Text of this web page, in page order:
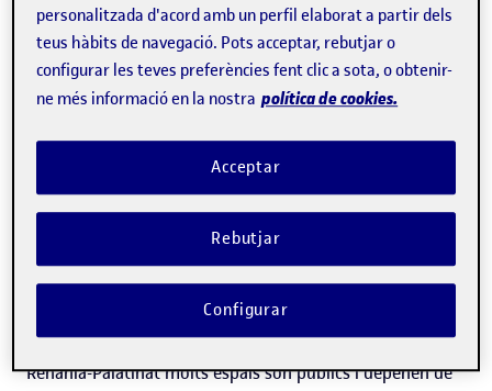
Per analitzar com s'adapta elcoworkingrural als models
de finançament, quines són les seves estratègies de
sostenibilitat i de quina manera s'integra en la
comunitat, l'investigador ha triat dos contextos regionals
Catalunya i Renània-Palatinat
federat alemany.
"Després d'analitzar els dos territoris, vaig trobar un
contrast molt interessant: a Catalunya, hi predominen els
espais privats amb estratègies híbrides, mentre que a
Renània-Palatinat molts espais són públics i depenen de
personalitzada d'acord amb un perfil elaborat a partir dels
teus hàbits de navegació. Pots acceptar, rebutjar o
configurar les teves preferències fent clic a sota, o obtenir-
ne més informació en la nostra política de cookies.
Rebutjar
Acceptar
Configurar